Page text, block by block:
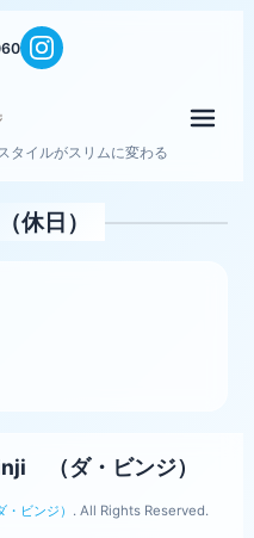
タイルがスリムに変わる
休日）
（ダ・ビンジ）
ビンジ） . All Rights Reserved.